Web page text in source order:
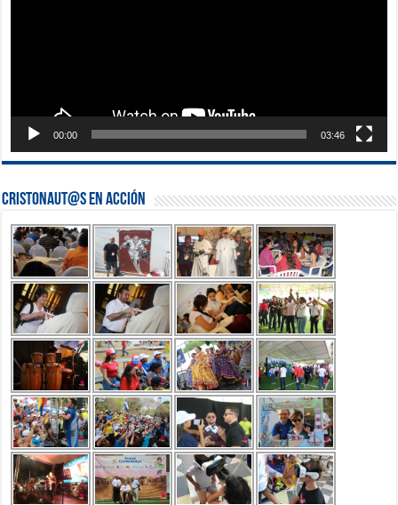
00:00 03:46
Cristonaut@s en Acción